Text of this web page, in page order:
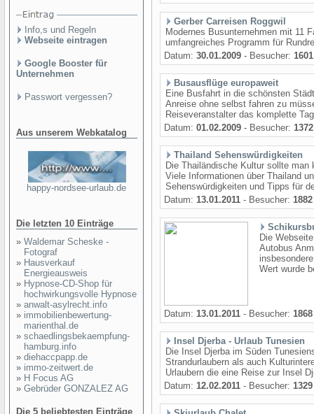
Info,s und Regeln
Webseite eintragen
Google Booster für
Unternehmen
Passwort vergessen?
Aus unserem Webkatalog
happy-nordsee-urlaub.de
Die letzten 10 Einträge
» Waldemar Scheske -
Fotograf
» Hausverkauf
Energieausweis
» Hypnose-CD-Shop für
hochwirkungsvolle Hypnose
» anwalt-asylrecht.info
» immobilienbewertung-
marienthal.de
» schaedlingsbekaempfung-
hamburg.info
» diehaccpapp.de
» immo-zeitwert.de
» H Focus AG
» Gebrüder GONZALEZ AG
Die 5 beliebtesten Einträge
Gerber Carreisen Roggwil
Modernes Busunternehmen mit 11
umfangreiches Programm für
Datum: 30.01.2009 - Besucher: 1601
Busausflüge europaweit
Eine Busfahrt in die schönsten
Anreise ohne selbst fahren zu
Reiseveranstalter das komplette
Datum: 01.02.2009 - Besucher: 1372
Thailand Sehenswürdigkeiten
Die Thailändische Kultur sollte man
Viele Informationen über Thailand
Sehenswürdigkeiten und Tipps für
Datum: 13.01.2011 - Besucher: 1882
Die
Autobus
Wert wurde
Datum: 13.01.2011 - Besucher: 1868
Insel Djerba - Urlaub Tunesien
Die Insel Djerba im Süden
Strandurlaubern als auch
Urlaubern die eine Reise zur Insel
Datum: 12.02.2011 - Besucher: 1329